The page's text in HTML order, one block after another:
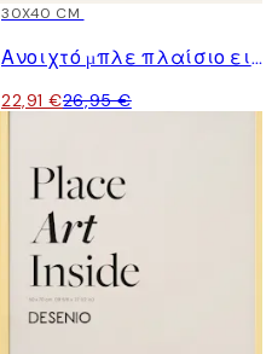
15%*
30X40 CM
Ανοιχτό μπλε πλαίσιο εικόνας
22,91 €26,95 €